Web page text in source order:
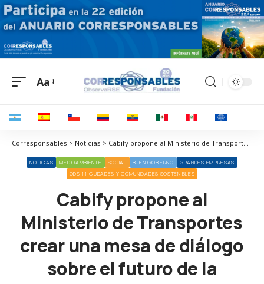
Aa
Corresponsables > Noticias > Cabify propone al Ministerio de Transportes crear una mesa de diálogo sobre el futuro de la movilidad urbana y la calidad del aire en las ciudades
NOTICIAS MEDIOAMBIENTE SOCIAL BUEN GOBIERNO
GRANDES EMPRESAS
ODS 11 CIUDADES Y COMUNIDADES SOSTENIBLES
Cabify propone al
Ministerio de Transportes
crear una mesa de diálogo
sobre el futuro de la